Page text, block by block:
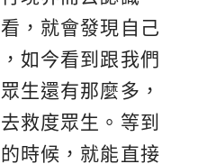
，就會發現自己
如今看到跟我們
生還有那麼多，
救度眾生。等到
時候，就能直接